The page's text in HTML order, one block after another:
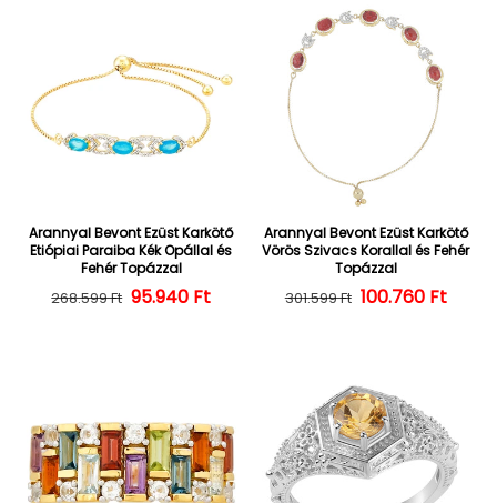
Arannyal Bevont Ezüst Karkötő
Etiópiai Paraiba Kék Opállal és
Fehér Topázzal
Normál ár
268.599 Ft Kedvezményes ár
95.940 Ft
Arannyal Bevont Ezüst Karkötő
Vörös Szivacs Korallal és Fehér
Topázzal
Normál ár
301.599 Ft 100.760 Ft